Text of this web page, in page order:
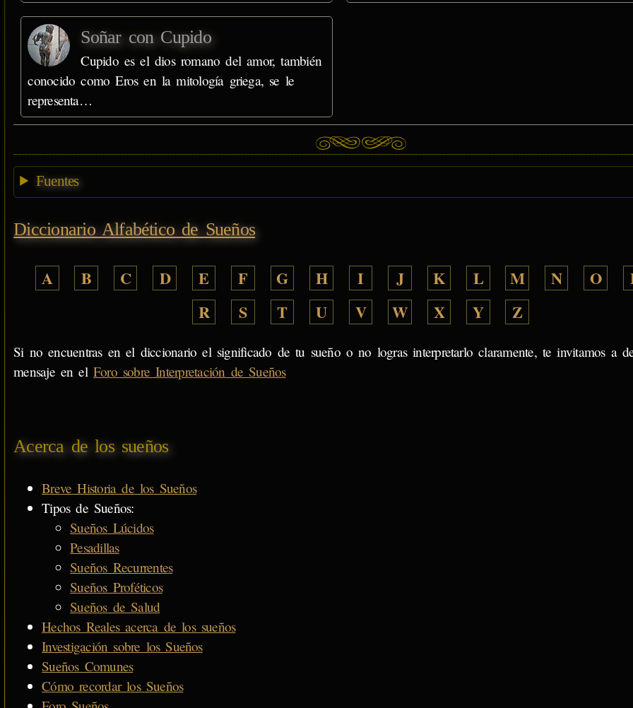
Soñar con Cupido
Cupido es el dios romano del amor, también
conocido como Eros en la mitología griega, se le
representa…
Fuentes
Diccionario Alfabético de Sueños
A B C D E F G H I J K L M N O
R
S T U V W X Y Z
Si no encuentras en el diccionario el significado de tu sueño o no logras interpretarlo claramente, te invitamos a
mensaje en el Foro sobre Interpretación de Sueños
Acerca de los sueños
Breve Historia de los Sueños
Tipos de Sueños:
Sueños Lúcidos
Pesadillas
Sueños Recurrentes
Sueños Proféticos
Sueños de Salud
Hechos Reales acerca de los sueños
Investigación sobre los Sueños
Sueños Comunes
Cómo recordar los Sueños